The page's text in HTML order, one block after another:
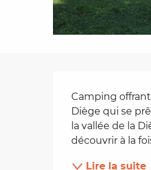
Camping
Diège qui se
la vallée de la
découvrir à la
Lire la suite